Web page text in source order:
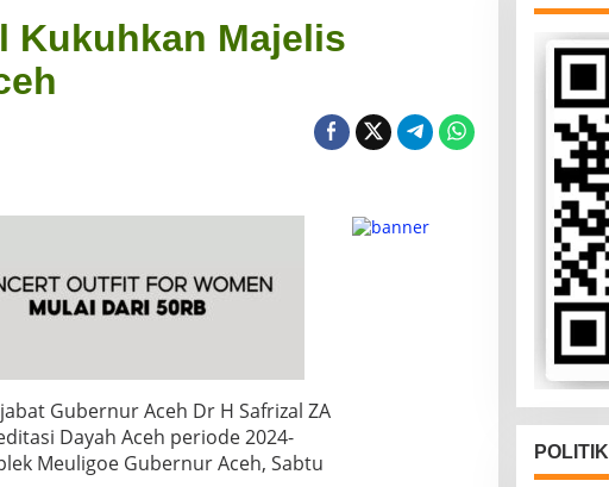
Kukuhkan Majelis
Gubernur Aceh Dr H Safrizal ZA
Dayah Aceh periode 2024-
Meuligoe Gubernur Aceh, Sabtu
POLITIK